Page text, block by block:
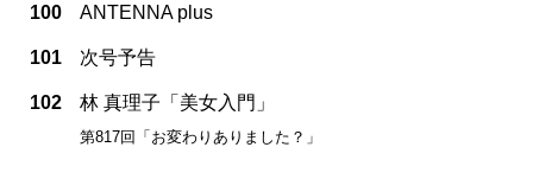
100 ANTENNA plus
101 次号予告
102 林 真理子「美女入門」
第817回「お変わりありました？」